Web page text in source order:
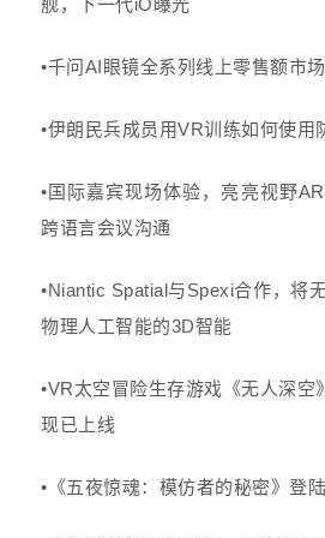
舰，下一代iO曝光
•千问AI眼镜全系列线上零售额市
•伊朗民兵成员用VR训练如何使用
•国际嘉宾现场体验，亮亮视野
跨语言会议沟通
•Niantic Spatial与Spexi合作，将
物理人工智能的3D智能
•VR太空冒险生存游戏《无人深空
现已上线
•《五夜惊魂：模仿者的秘密》登